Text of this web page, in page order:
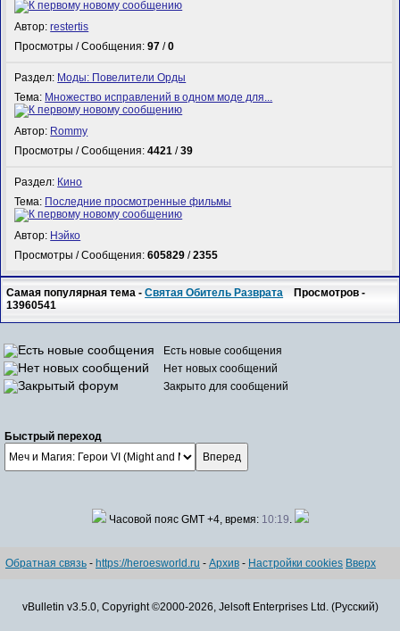
Автор:restertis
Просмотры / Сообщения:97 /0
Раздел: Моды: Повелители Орды
Тема: Множество исправлений в одном моде для...
Автор: Rommy
Просмотры / Сообщения:4421 /39
Раздел: Кино
Тема: Последние просмотренные фильмы
Автор: Нэйко
Просмотры / Сообщения:605829 /2355
Самая популярная тема -Святая Обитель Разврата Просмотров -
13960541
Есть новые сообщения
Нет новых сообщений
Закрыто для сообщений
Быстрый переход
Часовой пояс GMT +4, время: 10:19.
Обратная связь - https://heroesworld.ru - Архив - Настройки cookies Вверх
vBulletin v3.5.0, Copyright ©2000-2026, Jelsoft Enterprises Ltd. (Русский)